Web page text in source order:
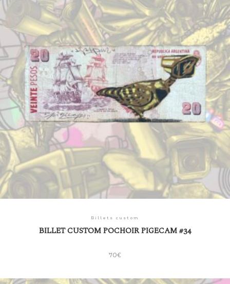
Billets custom
BILLET CUSTOM POCHOIR PIGECAM #34
70€